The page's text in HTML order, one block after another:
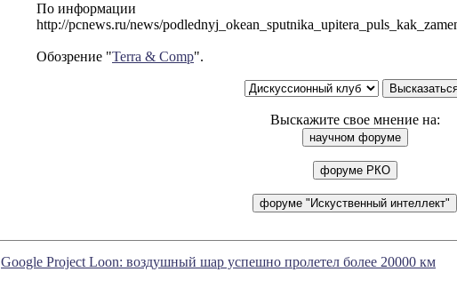
По информации
http://pcnews.ru/news/
Обозрение "Terra & Comp".
Выскажите свое мнение на:
Google Project Loon: воздушный шар успешно пролетел более 20000 км